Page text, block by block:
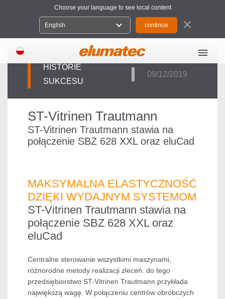
Choose your language to see local content
English expand_more close
menu
HISTORIE
SUKCESU
09/12/2019
ST-Vitrinen Trautmann
ST-Vitrinen Trautmann stawia na
połączenie SBZ 628 XXL oraz eluCad
MAKSYMALNA ELASTYCZNOŚĆ
DZIĘKI WYDAJNYM SYSTEMOM
ST-Vitrinen Trautmann stawia na
połączenie SBZ 628 XXL oraz
eluCad
Centralne sterowanie wszystkimi maszynami,
różnorodne metody realizacji zleceń: do tego
przedsiębiorstwo ST-Vitrinen Trautmann przykłada
największą wagę. W połączeniu centrów obróbczych